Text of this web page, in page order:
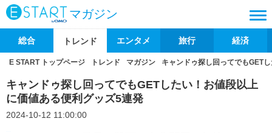
マガジン
総合 トレンド エンタメ 旅行 経済
E START トップページ トレンド マガジン キャンドゥ探し回ってでもGET
キャンドゥ探し回ってでもGETしたい！お値段以上
に価値ある便利グッズ5連発
2024-10-12 11:00:00